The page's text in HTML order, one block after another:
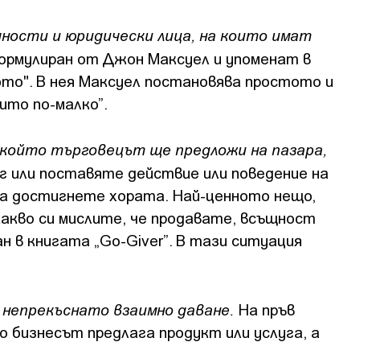
и юридически лица, на които имат
от Джон Максуел и упоменат в
В нея Максуел постановява простото и
по-малко”.
търговецът ще предложи на пазара,
поставяте действие или поведение на
достигнете хората. Най-ценното нещо,
си мислите, че продавате, всъщност
книгата „Go-Giver”. В тази ситуация
взаимно даване. На пръв
предлага продукт или услуга, а